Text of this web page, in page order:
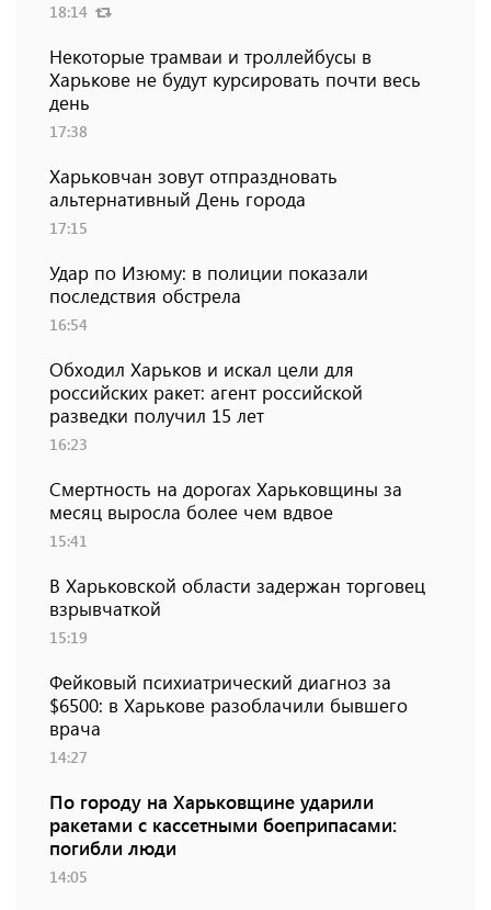
18:14
Некоторые трамваи и троллейбусы в
Харькове не будут курсировать почти весь
день
17:38
Харьковчан зовут отпраздновать
альтернативный День города
17:15
Удар по Изюму: в полиции показали
последствия обстрела
16:54
Обходил Харьков и искал цели для
российских ракет: агент российской
разведки получил 15 лет
16:23
Смертность на дорогах Харьковщины за
месяц выросла более чем вдвое
15:41
В Харьковской области задержан торговец
взрывчаткой
15:19
Фейковый психиатрический диагноз за
$6500: в Харькове разоблачили бывшего
врача
14:27
По городу на Харьковщине ударили
ракетами с кассетными боеприпасами:
погибли люди
14:05